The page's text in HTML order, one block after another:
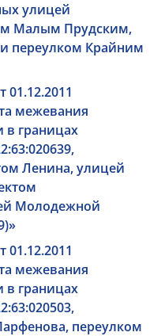
улицей
Малым Прудским,
переулком Крайним
01.12.2011
межевания
в границах
Ленина, улицей
Молодежной
01.12.2011
межевания
в границах
переулком